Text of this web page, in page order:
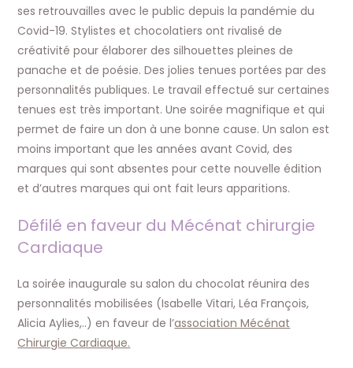
ses retrouvailles avec le public depuis la pandémie du
Covid-19. Stylistes et chocolatiers ont rivalisé de
créativité pour élaborer des silhouettes pleines de
panache et de poésie. Des jolies tenues portées par des
personnalités publiques. Le travail effectué sur certaines
tenues est très important. Une soirée magnifique et qui
permet de faire un don à une bonne cause. Un salon est
moins important que les années avant Covid, des
marques qui sont absentes pour cette nouvelle édition
et d’autres marques qui ont fait leurs apparitions.
Défilé en faveur du Mécénat chirurgie
Cardiaque
La soirée inaugurale su salon du chocolat réunira des
personnalités mobilisées (Isabelle Vitari, Léa François,
Alicia Aylies,..) en faveur de l’association Mécénat
Chirurgie Cardiaque.